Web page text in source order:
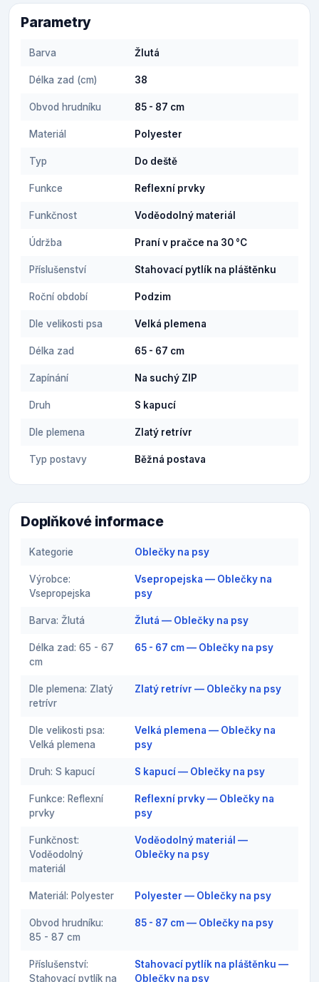
Parametry
Barva Žlutá
Délka zad (cm) 38
Obvod hrudníku 85 - 87 cm
Materiál Polyester
Typ Do deště
Funkce Reflexní prvky
Funkčnost Voděodolný materiál
Údržba Praní v pračce na 30 °C
Příslušenství Stahovací pytlík na pláštěnku
Roční období Podzim
Dle velikosti psa Velká plemena
Délka zad 65 - 67 cm
Zapínání Na suchý ZIP
Druh S kapucí
Dle plemena Zlatý retrívr
Typ postavy Běžná postava
Doplňkové informace
Kategorie Oblečky na psy
Výrobce:
Vsepropejska
Vsepropejska — Oblečky na
psy
Barva: Žlutá Žlutá — Oblečky na psy
Délka zad: 65 - 67
cm
65 - 67 cm — Oblečky na psy
Dle plemena: Zlatý
retrívr
Zlatý retrívr — Oblečky na psy
Dle velikosti psa:
Velká plemena
Velká plemena — Oblečky na
psy
Druh: S kapucí S kapucí — Oblečky na psy
Funkce: Reflexní
prvky
Reflexní prvky — Oblečky na
psy
Funkčnost:
Voděodolný
materiál
Voděodolný materiál —
Oblečky na psy
Materiál: Polyester Polyester — Oblečky na psy
Obvod hrudníku:
85 - 87 cm
85 - 87 cm — Oblečky na psy
Příslušenství:
Stahovací pytlík na
Stahovací pytlík na pláštěnku —
Oblečky na psy